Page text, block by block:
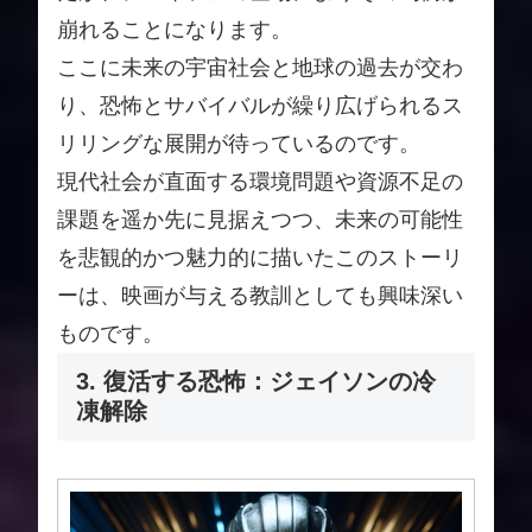
崩れることになります。
ここに未来の宇宙社会と地球の過去が交わ
り、恐怖とサバイバルが繰り広げられるス
リリングな展開が待っているのです。
現代社会が直面する環境問題や資源不足の
課題を遥か先に見据えつつ、未来の可能性
を悲観的かつ魅力的に描いたこのストーリ
ーは、映画が与える教訓としても興味深い
ものです。
3. 復活する恐怖：ジェイソンの冷
凍解除